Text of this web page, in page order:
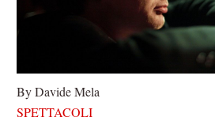
By Davide Mela
SPETTACOLI